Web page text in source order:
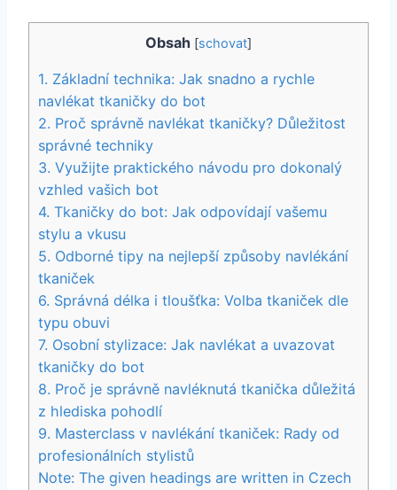
Obsah [schovat]
1. Základní ‌technika: ⁢Jak snadno a rychle⁣
navlékat tkaničky​ do ​bot
2. Proč ​správně navlékat tkaničky? Důležitost
‌správné techniky
3. Využijte ‌praktického⁢ návodu ‍pro dokonalý
vzhled vašich bot
4. Tkaničky do bot: Jak odpovídají vašemu
stylu‍ a⁣ vkusu
5. Odborné tipy na nejlepší způsoby navlékání
tkaniček
6. Správná délka i ‌tloušťka: Volba tkaniček dle
‌typu‍ obuvi
7. Osobní stylizace: Jak⁣ navlékat⁢ a uvazovat
⁤tkaničky do bot
8. Proč je správně navléknutá tkanička ​důležitá
z hlediska pohodlí
9. ⁣Masterclass v navlékání tkaniček: Rady od
profesionálních stylistů
Note: The given‍ headings are written in Czech